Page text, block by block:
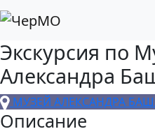
Экскурсия по
Александра
МУЗЕЙ АЛЕКСАНДРА
Описание